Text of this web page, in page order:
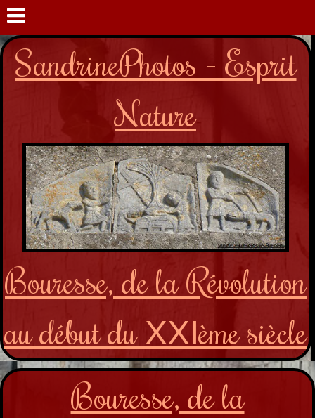
SandrinePhotos - Esprit
Nature
Bouresse, de la Révolution
au début du XXIème siècle
Bouresse, de la